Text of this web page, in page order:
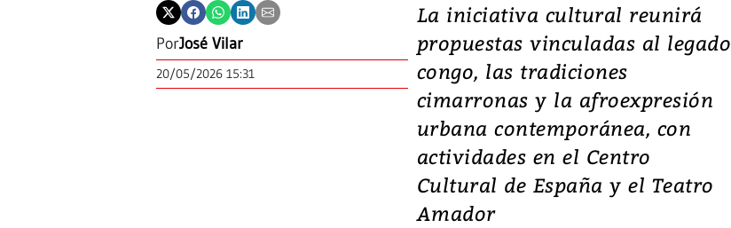
PorJosé Vilar
20/05/2026 15:31
La iniciativa cultural reunirá
propuestas vinculadas al legado
congo, las tradiciones
cimarronas y la afroexpresión
urbana contemporánea, con
actividades en el Centro
Cultural de España y el Teatro
Amador